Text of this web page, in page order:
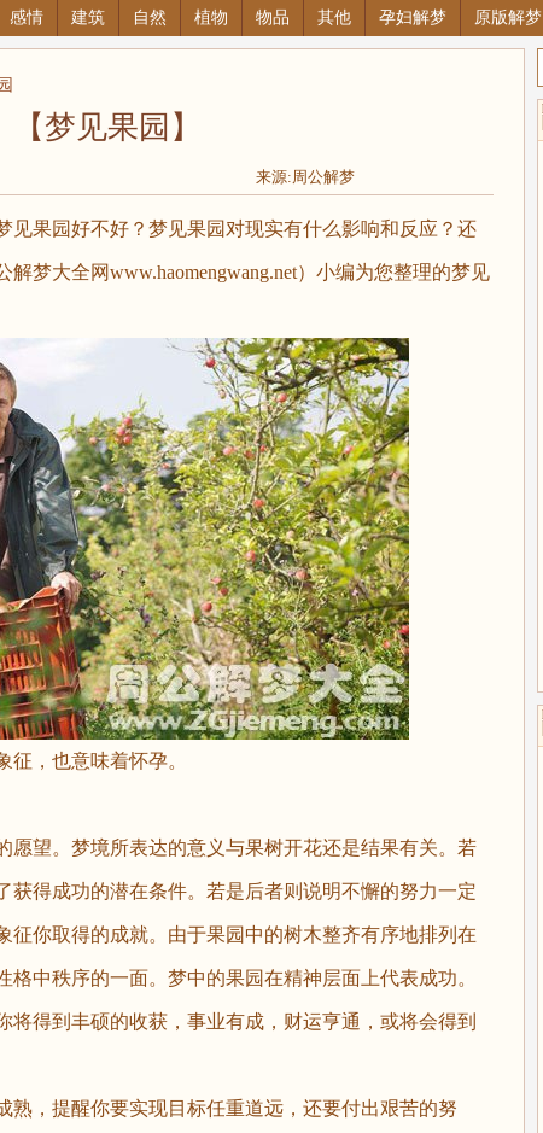
感情 建筑 自然 植物 物品 其他 孕妇解梦 原版解梦
【梦见果园】
来源:周公解梦
果园好不好？梦见果园对现实有什么影响和反应？还
梦大全网www.haomengwang.net）小编为您整理的梦见
，也意味着怀孕。
望。梦境所表达的意义与果树开花还是结果有关。若
获得成功的潜在条件。若是后者则说明不懈的努力一定
征你取得的成就。由于果园中的树木整齐有序地排列在
中秩序的一面。梦中的果园在精神层面上代表成功。
得到丰硕的收获，事业有成，财运亨通，或将会得到
，提醒你要实现目标任重道远，还要付出艰苦的努